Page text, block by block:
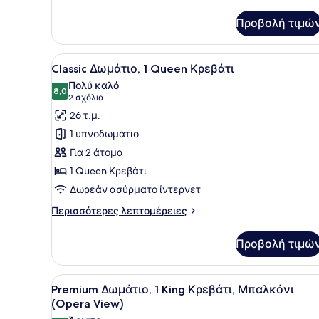
Queen
Κρεβάτι
(Cosy)
Προβολή
Προβολή
όλων
των
φωτογραφιών
για
Classic
Δωμάτιο,
1
Queen
Κρεβάτι
Ένα δωμάτιο ξενοδοχείου
5
Classic Δωμάτιο, 1 Queen Κρεβάτι
8,08,0 στα 10
Πολύ καλό
2 σχόλια
(2
σχόλια)
26 τ.μ.
1 υπνοδωμάτιο
Για 2 άτομα
1 Queen Κρεβάτι
Δωρεάν ασύρματο ίντερνετ
Περισσότερες λεπτομέρειες
Περισσότερες
Δωμάτιο,
Queen
Κρεβάτι
Προβολή
Προβολή
όλων
των
Ένα δωμάτιο ξενοδοχείου
6
Premium Δωμάτιο, 1 King Κρεβάτι, Μπαλκόνι
(Opera View)